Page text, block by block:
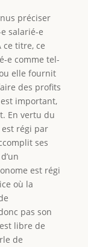
préciser
salarié-e
ce titre, ce
e comme tel-
elle fournit
des profits
important,
En vertu du
régi par
ses
est régi
où la
pas son
libre de
de